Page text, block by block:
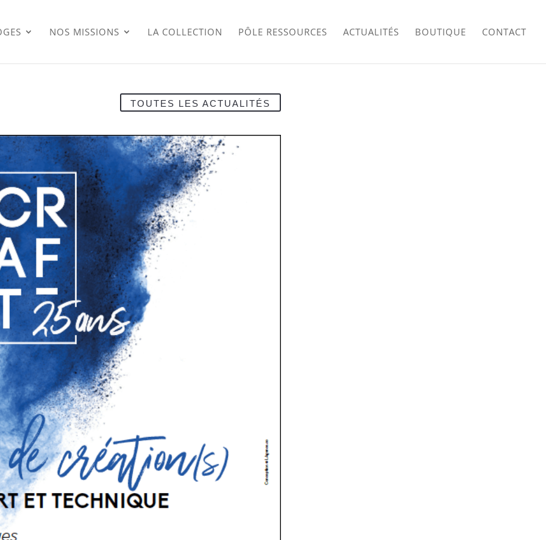
NOS MISSIONS LA COLLECTION PÔLE RESSOURCES ACTUALITÉS BOUTIQUE CONTACT
TOUTES LES ACTUALITÉS